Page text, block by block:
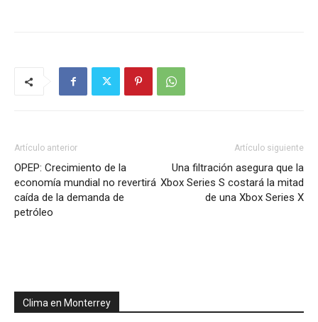
Artículo anterior
OPEP: Crecimiento de la
economía mundial no revertirá
caída de la demanda de
petróleo
Artículo siguiente
Una filtración asegura que la
Xbox Series S costará la mitad
de una Xbox Series X
Clima en Monterrey